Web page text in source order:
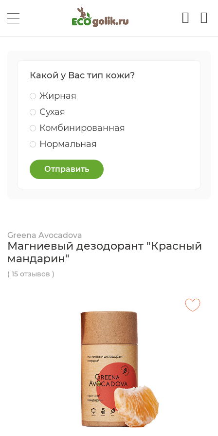
Какой у Вас тип кожи?
Жирная
Сухая
Комбинированная
Нормальная
Отправить
Greena Avocadova
Магниевый дезодорант "Красный
мандарин"
( 15 отзывов )